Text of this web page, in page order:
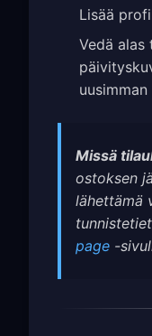
Lisää
Vedä alas
Missä
ostoksen
lähettämä
page -